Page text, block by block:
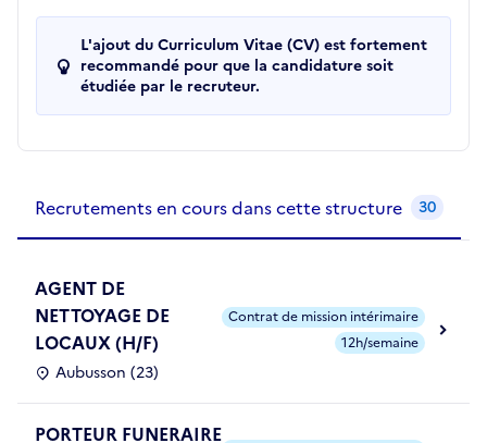
L'ajout du Curriculum Vitae (CV) est fortement
recommandé pour que la candidature soit
étudiée par le recruteur.
Recrutements en cours dans cette structure 30
AGENT DE
NETTOYAGE DE
LOCAUX (H/F)
Aubusson (23)
Contrat de mission intérimaire
12h/semaine
PORTEUR FUNERAIRE